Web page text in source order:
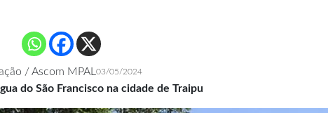
/ Ascom MPAL 03/05/2024
do São Francisco na cidade de Traipu